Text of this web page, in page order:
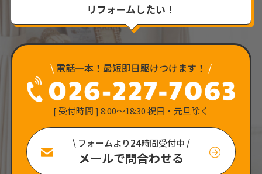
リフォームしたい！
\ 電話一本！最短即日駆けつけます！ /
[ 受付時間 ] 8:00〜18:30 祝日・元旦除く
\ フォームより24時間受付中 /
メールで問合わせる